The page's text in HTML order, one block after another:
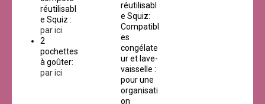
réutilisabl
e Squiz :
par ici
2
pochettes
à goûter:
par ici
réutilisabl
e Squiz:
Compatibl
es
congélate
ur et lave-
vaisselle :
pour une
organisati
on